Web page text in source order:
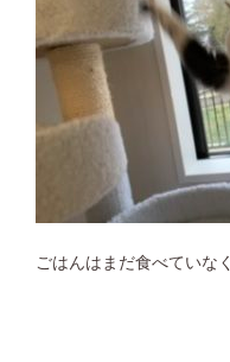
ごはんはまだ食べていな